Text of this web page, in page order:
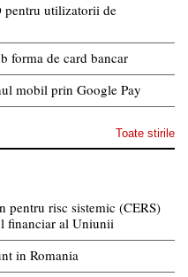
pentru utilizatorii de
forma de card bancar
mobil prin Google Pay
Toate stirile
pentru risc sistemic (CERS)
financiar al Uniunii
in Romania